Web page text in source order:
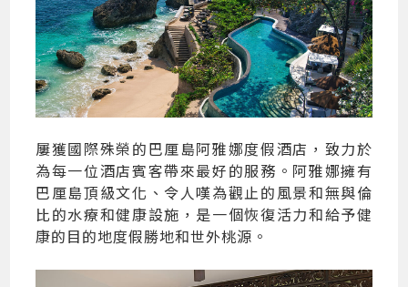
屢獲國際殊榮的巴厘島阿雅娜度假酒店，致力於
為每一位酒店賓客帶來最好的服務。阿雅娜擁有
巴厘島頂級文化、令人嘆為觀止的風景和無與倫
比的水療和健康設施，是一個恢復活力和給予健
康的目的地度假勝地和世外桃源。